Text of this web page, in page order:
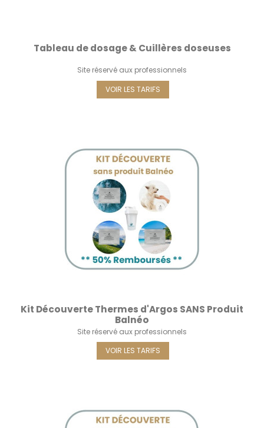
Tableau de dosage & Cuillères doseuses
Site réservé aux professionnels
VOIR LES TARIFS
Kit Découverte Thermes d'Argos SANS Produit
Balnéo
Site réservé aux professionnels
VOIR LES TARIFS